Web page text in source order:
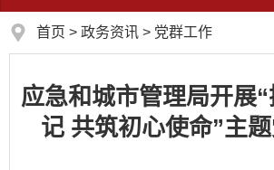
首页 > 政务资讯 > 党群工作
应急和城市管理局开展
记 共筑初心使命”主